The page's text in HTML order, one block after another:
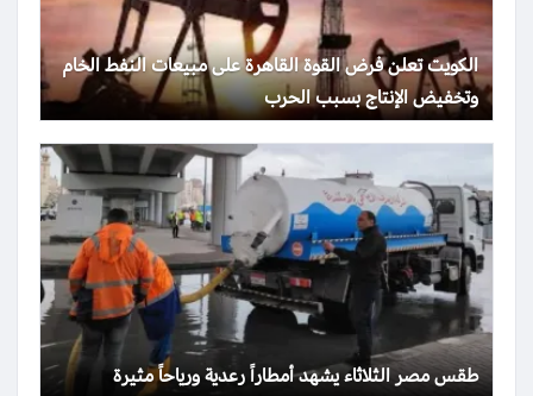
الكويت تعلن فرض القوة القاهرة على مبيعات النفط الخام
وتخفيض الإنتاج بسبب الحرب
طقس مصر الثلاثاء يشهد أمطاراً رعدية ورياحاً مثيرة